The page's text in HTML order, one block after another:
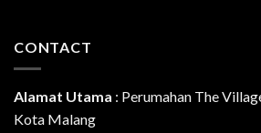
CONTACT
Alamat Utama : Perumahan The
Kota Malang